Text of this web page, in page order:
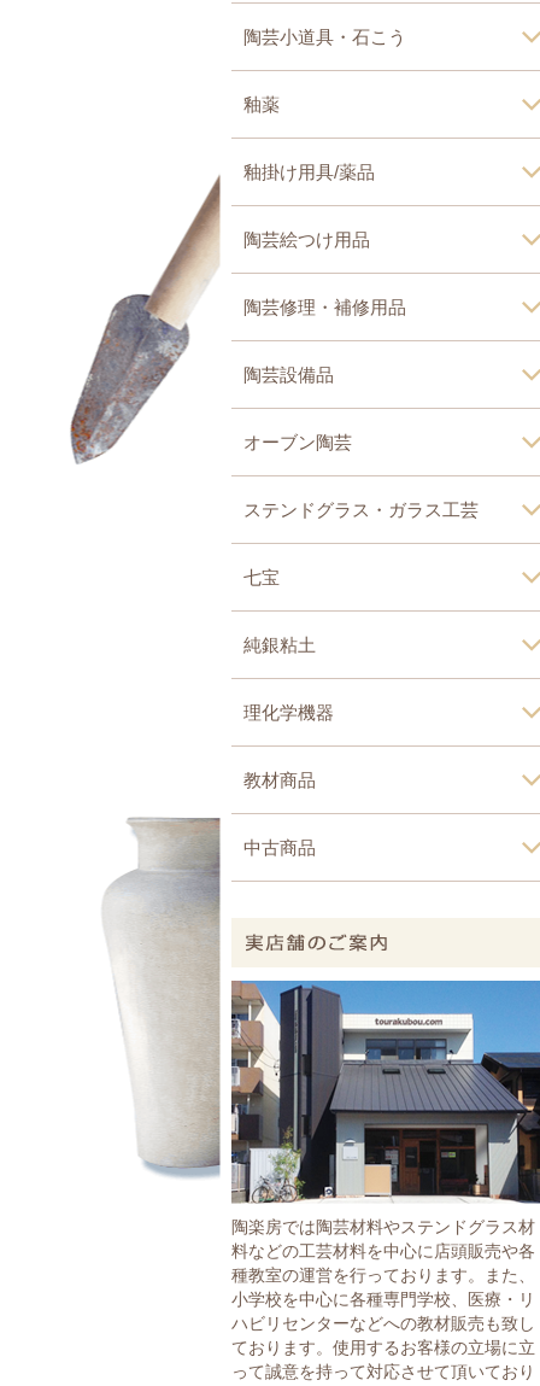
陶芸小道具・石こう
釉薬
釉掛け用具/薬品
陶芸絵つけ用品
陶芸修理・補修用品
陶芸設備品
オーブン陶芸
ステンドグラス・ガラス工芸
七宝
純銀粘土
理化学機器
教材商品
中古商品
陶楽房では陶芸材料やステンドグラス材
料などの工芸材料を中心に店頭販売や各
種教室の運営を行っております。また、
小学校を中心に各種専門学校、医療・リ
ハビリセンターなどへの教材販売も致し
ております。使用するお客様の立場に立
って誠意を持って対応させて頂いており